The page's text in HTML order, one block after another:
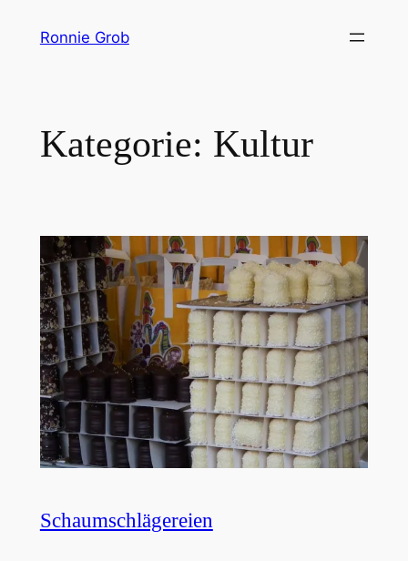
InhaltRonnie Grob
Kategorie: Kultur
Schaumschlägereien